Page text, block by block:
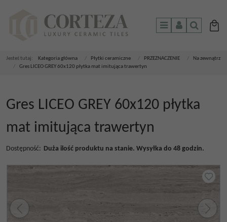
MenuPanelSzukaj
Jesteś tutaj: Kategoria główna Płytki ceramiczne PRZEZNACZENIE
Na zewnątrz
Gres LICEO GREY 60x120 płytka mat imitująca trawertyn
Gres LICEO GREY 60x120 płytka
mat imitująca trawertyn
Dostępność: Duża ilość produktu na stanie. Wysyłka do 48 godzin.